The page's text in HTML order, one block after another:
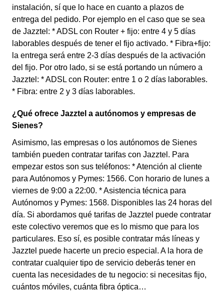
instalación, sí que lo hace en cuanto a plazos de
entrega del pedido. Por ejemplo en el caso que se sea
de Jazztel: * ADSL con Router + fijo: entre 4 y 5 días
laborables después de tener el fijo activado. * Fibra+fijo:
la entrega será entre 2-3 días después de la activación
del fijo. Por otro lado, si se está portando un número a
Jazztel: * ADSL con Router: entre 1 o 2 días laborables.
* Fibra: entre 2 y 3 días laborables.
¿Qué ofrece Jazztel a autónomos y empresas de
Sienes?
Asimismo, las empresas o los autónomos de Sienes
también pueden contratar tarifas con Jazztel. Para
empezar estos son sus teléfonos: * Atención al cliente
para Autónomos y Pymes: 1566. Con horario de lunes a
viernes de 9:00 a 22:00. * Asistencia técnica para
Autónomos y Pymes: 1568. Disponibles las 24 horas del
día. Si abordamos qué tarifas de Jazztel puede contratar
este colectivo veremos que es lo mismo que para los
particulares. Eso sí, es posible contratar más líneas y
Jazztel puede hacerte un precio especial. A la hora de
contratar cualquier tipo de servicio deberás tener en
cuenta las necesidades de tu negocio: si necesitas fijo,
cuántos móviles, cuánta fibra óptica…